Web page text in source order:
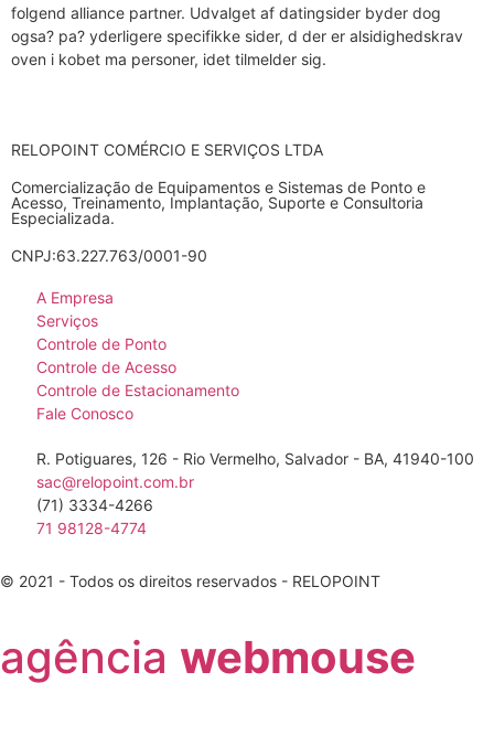
folgend alliance partner. Udvalget af datingsider byder dog
ogsa? pa? yderligere specifikke sider, d der er alsidighedskrav
oven i kobet ma personer, idet tilmelder sig.
RELOPOINT COMÉRCIO E SERVIÇOS LTDA
Comercialização de Equipamentos e Sistemas de Ponto e
Acesso, Treinamento, Implantação, Suporte e Consultoria
Especializada.
CNPJ:63.227.763/0001-90
A Empresa
Serviços
Controle de Ponto
Controle de Acesso
Controle de Estacionamento
Fale Conosco
R. Potiguares, 126 - Rio Vermelho, Salvador - BA, 41940-100
sac@relopoint.com.br
(71) 3334-4266
71 98128-4774
© 2021 - Todos os direitos reservados - RELOPOINT
agência webmouse